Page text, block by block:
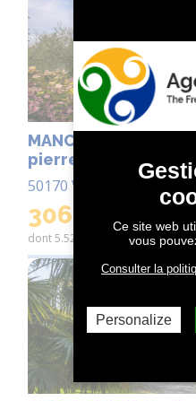
MANCHE, près de
pierres 7 pièces, 4
couverte, jardin,
50170 VESSEY
306 000
dont 5.52% TTC d'honoraires
Ce site web
vous
Consulter la
Personalize